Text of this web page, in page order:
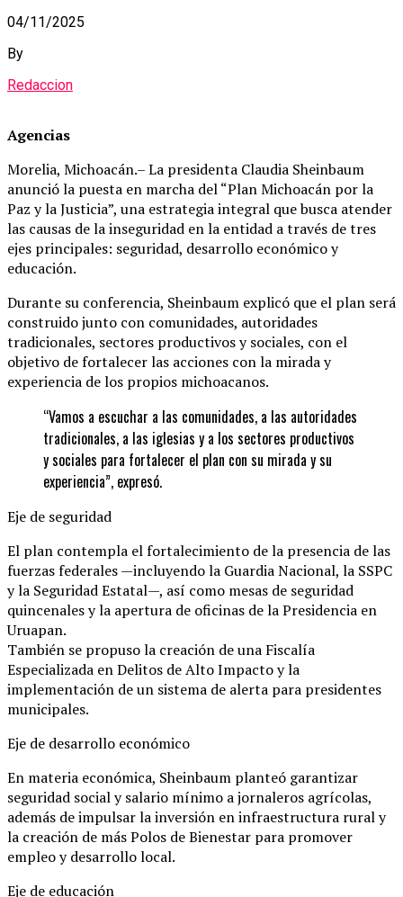
04/11/2025
By
Redaccion
Agencias
Morelia, Michoacán.– La presidenta Claudia Sheinbaum
anunció la puesta en marcha del “Plan Michoacán por la
Paz y la Justicia”, una estrategia integral que busca atender
las causas de la inseguridad en la entidad a través de tres
ejes principales: seguridad, desarrollo económico y
educación.
Durante su conferencia, Sheinbaum explicó que el plan será
construido junto con comunidades, autoridades
tradicionales, sectores productivos y sociales, con el
objetivo de fortalecer las acciones con la mirada y
experiencia de los propios michoacanos.
“Vamos a escuchar a las comunidades, a las autoridades
tradicionales, a las iglesias y a los sectores productivos
y sociales para fortalecer el plan con su mirada y su
experiencia”, expresó.
Eje de seguridad
El plan contempla el fortalecimiento de la presencia de las
fuerzas federales —incluyendo la Guardia Nacional, la SSPC
y la Seguridad Estatal—, así como mesas de seguridad
quincenales y la apertura de oficinas de la Presidencia en
Uruapan.
También se propuso la creación de una Fiscalía
Especializada en Delitos de Alto Impacto y la
implementación de un sistema de alerta para presidentes
municipales.
Eje de desarrollo económico
En materia económica, Sheinbaum planteó garantizar
seguridad social y salario mínimo a jornaleros agrícolas,
además de impulsar la inversión en infraestructura rural y
la creación de más Polos de Bienestar para promover
empleo y desarrollo local.
Eje de educación